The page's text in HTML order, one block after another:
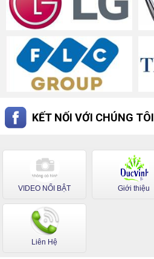
KẾT NỐI VỚI CHÚNG TÔI
VIDEO NỔI BẬT Giới thiệu
Liên Hệ